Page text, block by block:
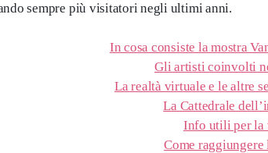
sempre più visitatori negli ultimi anni.
In cosa consiste la mostra
Gli artisti coinvolti
La realtà virtuale e le altre
La Cattedrale
Info utili per la
Come raggiungere